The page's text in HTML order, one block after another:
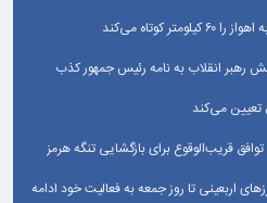
کوتاه می‌کند
رهبر انقلاب به نامه رئیس جمهور کذب
تعیین می‌کند
توافق قریب‌الوقوع برای بازگشایی تنگه هرمز
اربعینی تا روز جمعه به فعالیت خود ادامه